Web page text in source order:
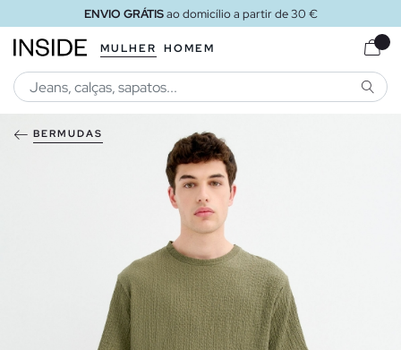
ENVIO GRÁTISao domicílio a partir de 30 €
MULHER HOMEM
BERMUDAS